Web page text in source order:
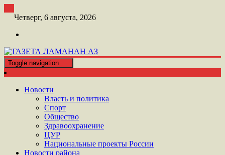
Четверг, 6 августа, 2026
ГАЗЕТА ЛАМАНАН АЗ
ШАТОЙСКАЯ ГАЗЕТА ЛАМАНАН АЗ
Toggle navigation
Новости
Власть и политика
Спорт
Общество
Здравоохранение
ЦУР
Национальные проекты России
Новости района